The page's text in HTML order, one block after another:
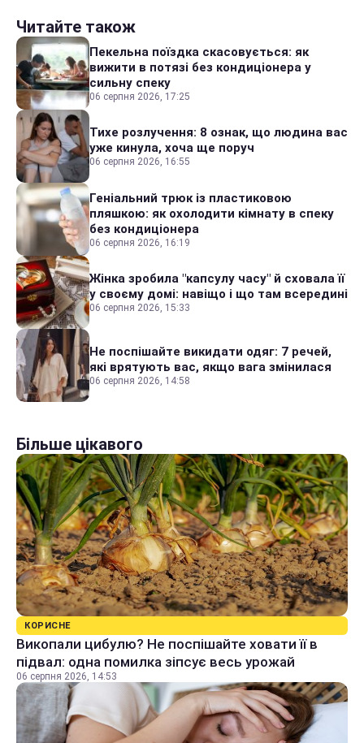
Читайте також
Пекельна поїздка скасовується: як
вижити в потязі без кондиціонера у
сильну спеку
06 серпня 2026, 17:25
Тихе розлучення: 8 ознак, що людина вас
уже кинула, хоча ще поруч
06 серпня 2026, 16:55
Геніальний трюк із пластиковою
пляшкою: як охолодити кімнату в спеку
без кондиціонера
06 серпня 2026, 16:19
Жінка зробила "капсулу часу" й сховала її
у своєму домі: навіщо і що там всередині
06 серпня 2026, 15:33
Не поспішайте викидати одяг: 7 речей,
які врятують вас, якщо вага змінилася
06 серпня 2026, 14:58
Більше цікавого
КОРИСНЕ
Викопали цибулю? Не поспішайте ховати її в
підвал: одна помилка зіпсує весь урожай
06 серпня 2026, 14:53